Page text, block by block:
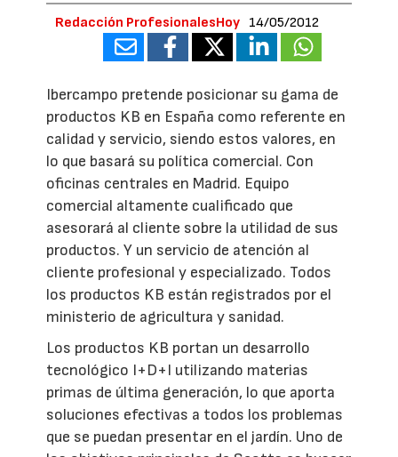
Redacción ProfesionalesHoy 14/05/2012
Ibercampo pretende posicionar su gama de
productos KB en España como referente en
calidad y servicio, siendo estos valores, en
lo que basará su política comercial. Con
oficinas centrales en Madrid. Equipo
comercial altamente cualificado que
asesorará al cliente sobre la utilidad de sus
productos. Y un servicio de atención al
cliente profesional y especializado. Todos
los productos KB están registrados por el
ministerio de agricultura y sanidad.
Los productos KB portan un desarrollo
tecnológico I+D+I utilizando materias
primas de última generación, lo que aporta
soluciones efectivas a todos los problemas
que se puedan presentar en el jardín. Uno de